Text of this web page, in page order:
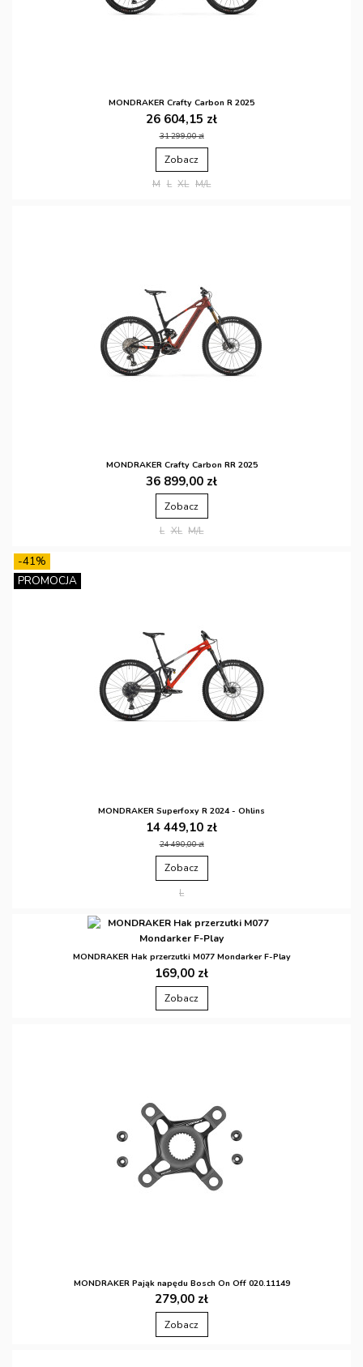
MONDRAKER Crafty Carbon R 2025
26 604,15 zł
31 299,00 zł
Zobacz
M L XL M/L
MONDRAKER Crafty Carbon RR 2025
36 899,00 zł
Zobacz
L XL M/L
-41%
PROMOCJA
MONDRAKER Superfoxy R 2024 - Ohlins
14 449,10 zł
24 490,00 zł
Zobacz
L
MONDRAKER Hak przerzutki M077 Mondarker F-Play
169,00 zł
Zobacz
MONDRAKER Pająk napędu Bosch On Off 020.11149
279,00 zł
Zobacz